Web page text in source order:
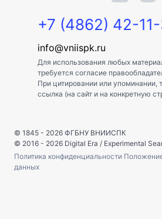
+7 (4862) 42-
info@vniispk.ru
Для использования любых
требуется согласие
При цитировании или упоминании,
ссылка (на сайт и на конкретную
© 1845 - 2026 ФГБНУ ВНИИСПК
© 2016 - 2026 Digital Era / Experimental
Политика конфиденциальности
данных